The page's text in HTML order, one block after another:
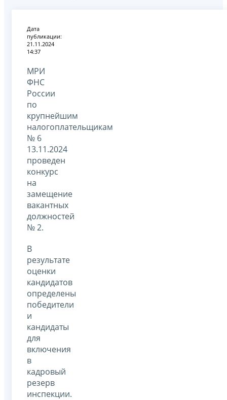
Дата
публикации:
21.11.2024
14:37
МРИ
ФНС
России
по
крупнейшим
налогоплательщикам
№ 6
13.11.2024
проведен
конкурс
на
замещение
вакантных
должностей
№ 2.
В
результате
оценки
кандидатов
определены
победители
и
кандидаты
для
включения
в
кадровый
резерв
инспекции.